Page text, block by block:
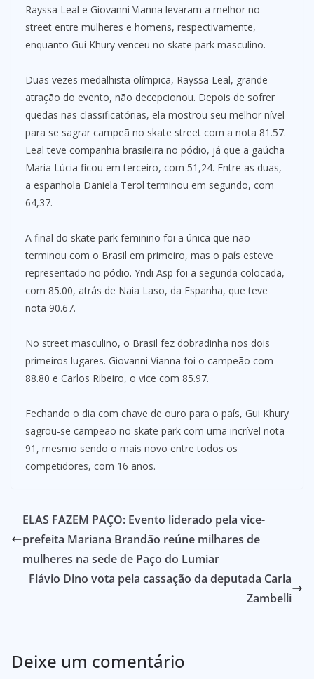
Rayssa Leal e Giovanni Vianna levaram a melhor no
street entre mulheres e homens, respectivamente,
enquanto Gui Khury venceu no skate park masculino.
Duas vezes medalhista olímpica, Rayssa Leal, grande
atração do evento, não decepcionou. Depois de sofrer
quedas nas classificatórias, ela mostrou seu melhor nível
para se sagrar campeã no skate street com a nota 81.57.
Leal teve companhia brasileira no pódio, já que a gaúcha
Maria Lúcia ficou em terceiro, com 51,24. Entre as duas,
a espanhola Daniela Terol terminou em segundo, com
64,37.
A final do skate park feminino foi a única que não
terminou com o Brasil em primeiro, mas o país esteve
representado no pódio. Yndi Asp foi a segunda colocada,
com 85.00, atrás de Naia Laso, da Espanha, que teve
nota 90.67.
No street masculino, o Brasil fez dobradinha nos dois
primeiros lugares. Giovanni Vianna foi o campeão com
88.80 e Carlos Ribeiro, o vice com 85.97.
Fechando o dia com chave de ouro para o país, Gui Khury
sagrou-se campeão no skate park com uma incrível nota
91, mesmo sendo o mais novo entre todos os
competidores, com 16 anos.
ELAS FAZEM PAÇO: Evento liderado pela vice-
prefeita Mariana Brandão reúne milhares de
mulheres na sede de Paço do Lumiar
Flávio Dino vota pela cassação da deputada Carla
Zambelli
Deixe um comentário